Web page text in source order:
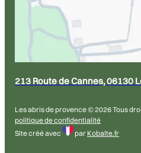
213 Route de Cannes, 06130
Les abris de provence © 2026 Tous
politique de confidentialité
Site créé avec
par Kobalte.fr